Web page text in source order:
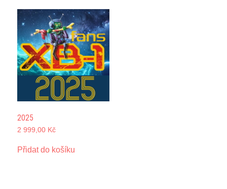
2025
2 999,00 Kč
Přidat do košíku